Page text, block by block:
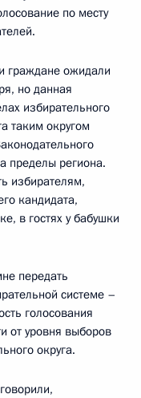
по месту
граждане ожидали
но данная
избирательного
таким округом
пределы региона.
избирателям,
кандидата,
в гостях у бабушки
передать
системе –
голосования
от уровня выборов
округа.